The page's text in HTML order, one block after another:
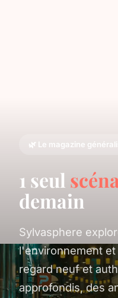
🌿 Le magazine
1 seul
demain
Sylvasphere
l'environnement
regard neuf et
approfondis, des